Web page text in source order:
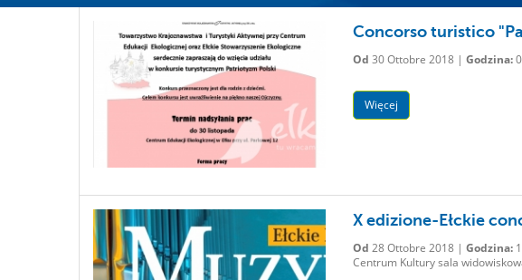
Concorso turistico
Od 30 Ottobre 2018 | Godzina:
Więcej
X edizione-Ełckie
Od 28 Ottobre 2018 | Godzina:
Centrum Kultury sala